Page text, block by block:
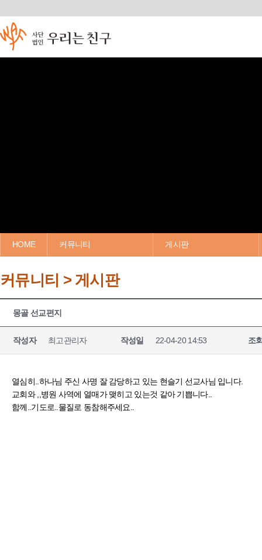
HOME 커뮤니티 게시판
커뮤니티 > 게시판
몽골 선교편지
작성자 최고관리자 작성일 22-04-20 14:53 조
열심히..하나님 주신 사명 잘 감당하고 있는 현슬기 선교사님 입니다.
교회와 ,,병원 사역에 열매가 맺히고 있는것 같아 기쁩니다..
함께..기도로..물질로 동참해주세요..